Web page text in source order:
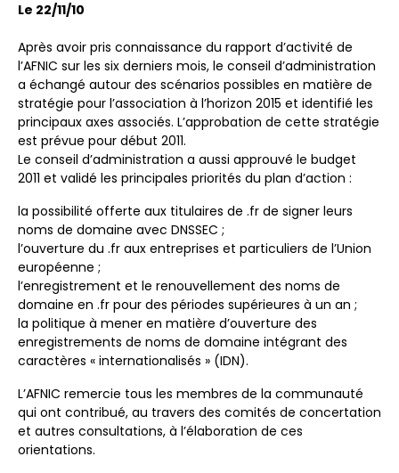
Le 22/11/10
Après avoir pris connaissance du rapport d’activité de
l’AFNIC sur les six derniers mois, le conseil d’administration
a échangé autour des scénarios possibles en matière de
stratégie pour l’association à l’horizon 2015 et identifié les
principaux axes associés. L’approbation de cette stratégie
est prévue pour début 2011.
Le conseil d’administration a aussi approuvé le budget
2011 et validé les principales priorités du plan d’action :
la possibilité offerte aux titulaires de .fr de signer leurs
noms de domaine avec DNSSEC ;
l’ouverture du .fr aux entreprises et particuliers de l’Union
européenne ;
l’enregistrement et le renouvellement des noms de
domaine en .fr pour des périodes supérieures à un an ;
la politique à mener en matière d’ouverture des
enregistrements de noms de domaine intégrant des
caractères « internationalisés » (IDN).
L’AFNIC remercie tous les membres de la communauté
qui ont contribué, au travers des comités de concertation
et autres consultations, à l’élaboration de ces
orientations.